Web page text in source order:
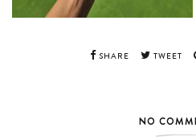
SHARE TWEET
NO